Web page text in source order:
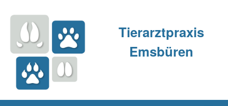
Tierarztpraxis
Emsbüren